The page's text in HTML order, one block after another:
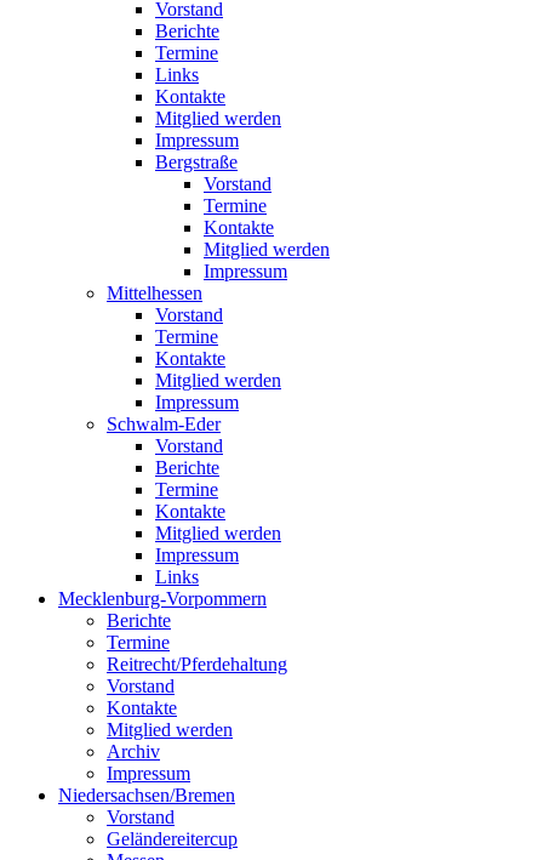
Vorstand
Berichte
Termine
Links
Kontakte
Mitglied werden
Impressum
Bergstraße
Vorstand
Termine
Kontakte
Mitglied werden
Impressum
Mittelhessen
Vorstand
Termine
Kontakte
Mitglied werden
Impressum
Schwalm-Eder
Vorstand
Berichte
Termine
Kontakte
Mitglied werden
Impressum
Links
Mecklenburg-Vorpommern
Berichte
Termine
Reitrecht/Pferdehaltung
Vorstand
Kontakte
Mitglied werden
Archiv
Impressum
Niedersachsen/Bremen
Vorstand
Geländereitercup